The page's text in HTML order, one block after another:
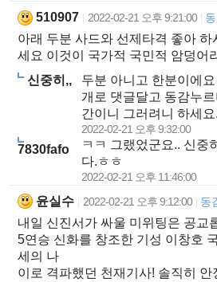
510907 2022-02-21 오후 9:21:00
아래 두분 사드와 선제타격 좋아 하
세요 이것이 국가적 국민적 암덩어
신중히,,
두분 아니고 한분이에
개로 댓글달고 동감누
간이니 그러려니 하세
2022-02-21 오후 9:32:00
7830fafo
ㅋㅋ 그랬었군요.. 신중
다.ㅎㅎ
2022-02-21 오후 11:46:00
윤실수 2022-02-21 오후 9:12:00 동
내일 신진서가 싸울 미위팅은 공교
5연승 신화를 창조한 기성 이창호
세의 나
이로 격파했던 천재기사! 솔직히 안